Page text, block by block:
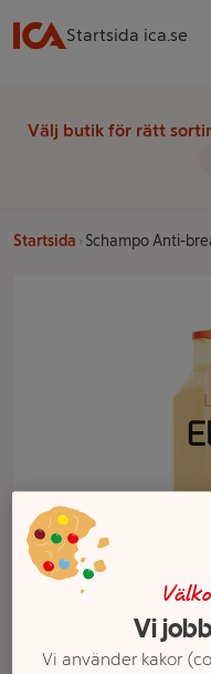
Startsida ica.se
Välj butik för rätt
Startsida Schampo Anti-
Vi
Vi använder kakor